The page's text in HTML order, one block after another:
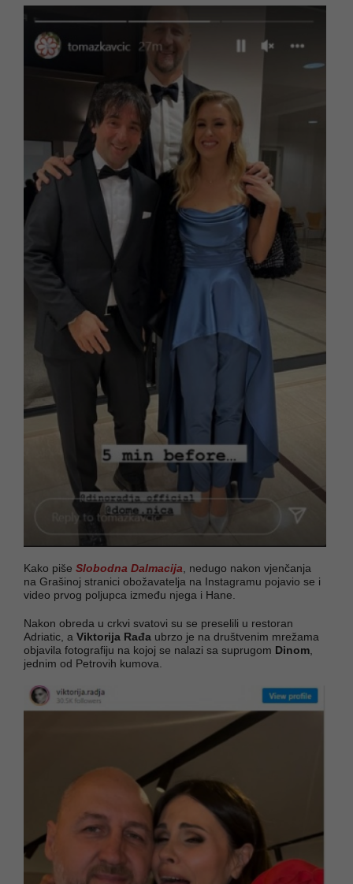
Kako piše Slobodna Dalmacija, nedugo nakon vjenčanja
na Grašinoj stranici obožavatelja na Instagramu pojavio se i
video prvog poljupca između njega i Hane.
Nakon obreda u crkvi svatovi su se preselili u restoran
Adriatic, a Viktorija Rađa ubrzo je na društvenim mrežama
objavila fotografiju na kojoj se nalazi sa suprugom Dinom,
jednim od Petrovih kumova.